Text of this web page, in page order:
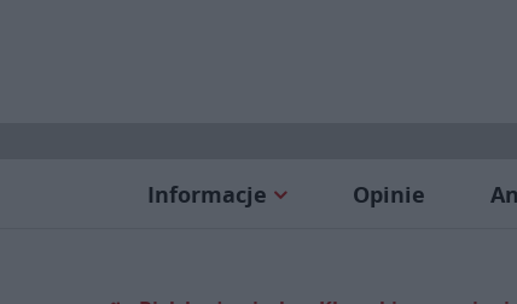
Informacje Opinie